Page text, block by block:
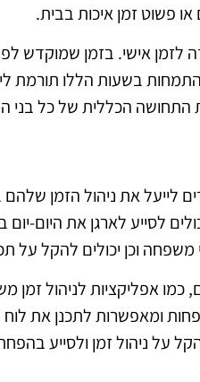
פשוט זמן איכות בבית.
לזמן אישי. בזמן שמוקדש
בשעות הללו תורמת
הכללית של כל בני
לייעל את ניהול הזמן
לסייע לארגן את היום-
וכן יכולים להקל על
כמו אפליקציות לניהול זמן
ומאפשרות לתכנן את
על ניהול זמן ולסייע